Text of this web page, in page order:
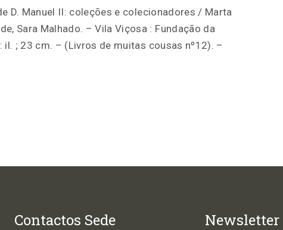
D. Manuel II: coleções e colecionadores / Marta
Sara Malhado. – Vila Viçosa : Fundação da
il. ; 23 cm. – (Livros de muitas cousas nº12). –
Contactos Sede Newsletter